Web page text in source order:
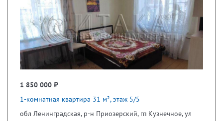
1 850 000 ₽
1-комнатная квартира 31 м², этаж 5/5
обл Ленинградская, р-н Приозерский, гп Кузнечное, ул